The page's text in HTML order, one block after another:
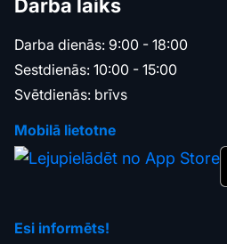
Darba laiks
Darba dienās: 9:00 - 18:00
Sestdienās: 10:00 - 15:00
Svētdienās: brīvs
Mobilā lietotne
Esi informēts!